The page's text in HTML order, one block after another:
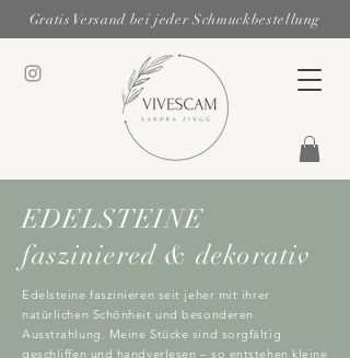
Gratis Versand bei jeder Schmuckbestellung
EDELSTEINE
fasziniered & dekorativ
Edelsteine faszinieren seit jeher mit ihrer
natürlichen Schönheit und besonderen
Ausstrahlung. Meine Stücke sind sorgfältig
geschliffen und handverlesen – so entstehen kleine